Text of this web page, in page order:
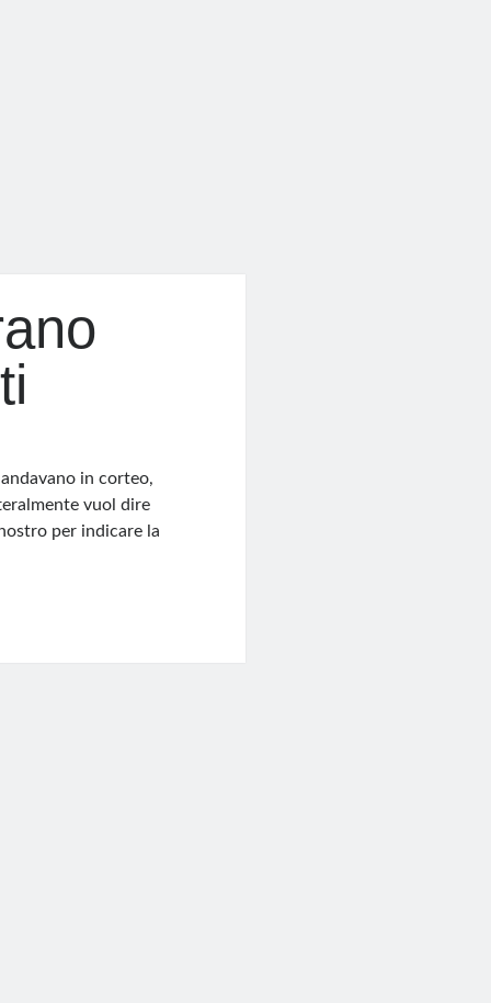
in corteo,
vuol dire
per indicare la